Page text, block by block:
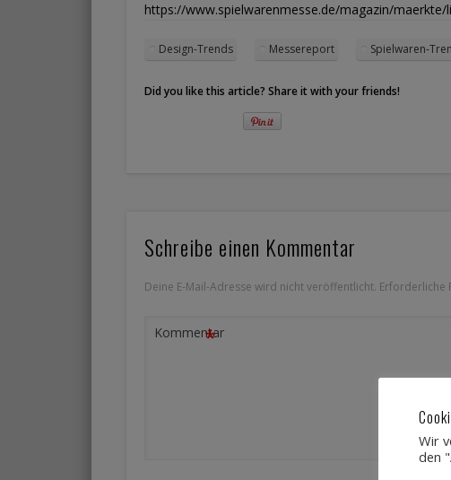
https://www.spielwarenmesse.de/magazin/
Design-Trends Messereport Spielwaren-
Did you like this article? Share it with your friends!
Schreibe einen Kommentar
Deine E-Mail-Adresse wird nicht veröffentlicht. Erforderliche
Kommentar
*
Wir
den